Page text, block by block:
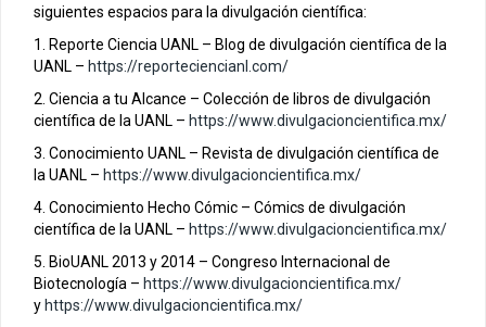
siguientes espacios para la divulgación científica:
1. Reporte Ciencia UANL – Blog de divulgación científica de la
UANL – https://reporteciencianl.com/
2. Ciencia a tu Alcance – Colección de libros de divulgación
científica de la UANL – https://www.divulgacioncientifica.mx/
3. Conocimiento UANL – Revista de divulgación científica de
la UANL – https://www.divulgacioncientifica.mx/
4. Conocimiento Hecho Cómic – Cómics de divulgación
científica de la UANL – https://www.divulgacioncientifica.mx/
5. BioUANL 2013 y 2014 – Congreso Internacional de
Biotecnología – https://www.divulgacioncientifica.mx/
yhttps://www.divulgacioncientifica.mx/